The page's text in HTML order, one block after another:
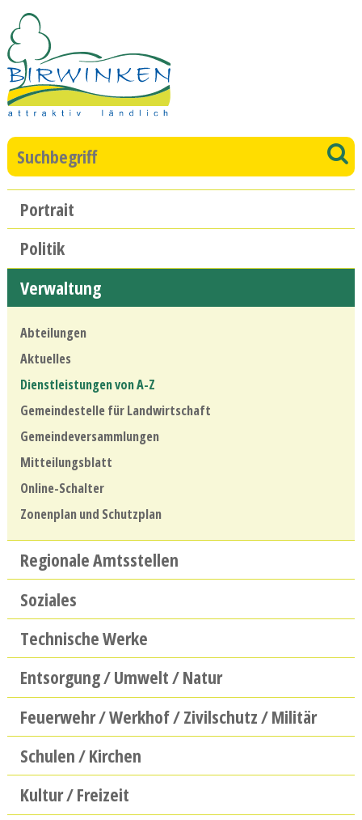
Suchbegriff
Hauptnavigation
Portrait
Politik
Verwaltung
Abteilungen
Aktuelles
Dienstleistungen von A-Z
Gemeindestelle für Landwirtschaft
Gemeindeversammlungen
Mitteilungsblatt
Online-Schalter
Zonenplan und Schutzplan
Regionale Amtsstellen
Soziales
Technische Werke
Entsorgung / Umwelt / Natur
Feuerwehr / Werkhof / Zivilschutz / Militär
Schulen / Kirchen
Kultur / Freizeit